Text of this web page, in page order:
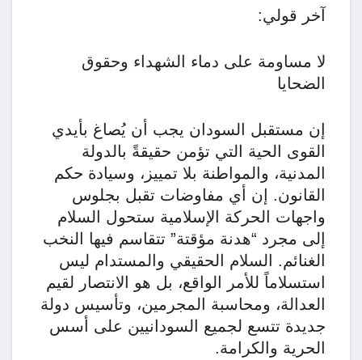
​آخر قولي:
لا مساومة على دماء الشهداء وحقوق
الضحايا
​إن مستقبل السودان يجب أن يُصاغ بأيدي
القوى الحية التي تؤمن حقيقةً بالدولة
المدنية، والمواطنة بلا تمييز، وسيادة حكم
القانون. إن أي مفاوضات تقبل بجلوس
واجهات الحركة الإسلامية ستحول السلام
إلى مجرد “هدنة مؤقتة” تتقاسم فيها النخب
الغنائم. السلام الحقيقي والمستدام ليس
استسلاماً للأمر الواقع، بل هو الانتصار لقيم
العدالة، ومحاسبة المجرمين، وتأسيس دولة
جديدة تتسع لجميع السودانيين على أسس
الحرية والكرامة.